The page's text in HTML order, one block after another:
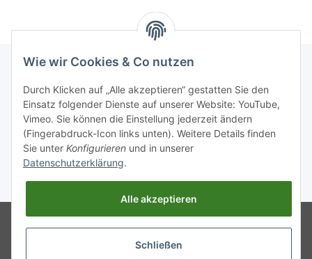
* Alle Preise inkl. gesetzlicher USt., zzgl.Versand
© Diagnose-Funk e.V.
Hinweis:
Bitte helfen Sie uns bei der
Optimierung unseres Shops. Treten
Powered byJTL-Shop
Wie wir Cookies & Co nutzen
Durch Klicken auf „Alle akzeptieren“ gestatten Sie den
Einsatz folgender Dienste auf unserer Website: YouTube,
Vimeo. Sie können die Einstellung jederzeit ändern
(Fingerabdruck-Icon links unten). Weitere Details finden
Sie unter Konfigurieren und in unserer
Datenschutzerklärung.
Alle akzeptieren
Schließen